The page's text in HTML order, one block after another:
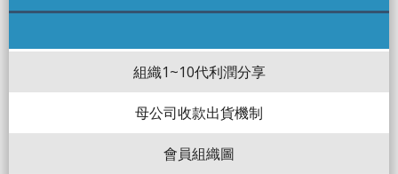
組織1~10代利潤分享
母公司收款出貨機制
會員組織圖